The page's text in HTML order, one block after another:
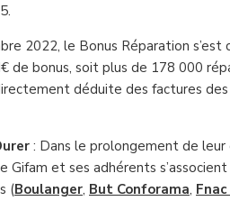
2022, le Bonus Réparation s’est
de bonus, soit plus de 178 000
déduite des factures
: Dans le prolongement de
et ses adhérents
(Boulanger, But Conforama,